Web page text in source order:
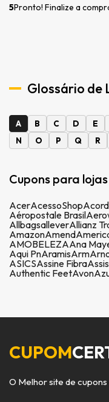
5Pronto! Finalize a
Glossário de
A B C D E
N
O P Q R
Cupons para
AcerAcessoShop
Aéropostale Brasil
AllbagsalleverAllianz
AmazonAmend
AMOBELEZAAna
Aqui PnAramisArm
ASICSAssine Fibra
Authentic FeetAvon
CUPOM
O Melhor site de cupons